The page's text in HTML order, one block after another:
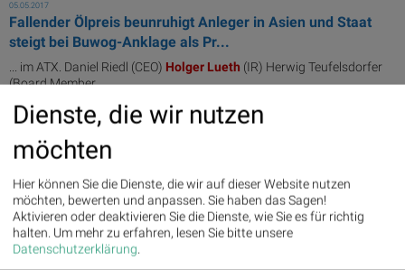
05.05.2017
Fallender Ölpreis beunruhigt Anleger in Asien und Staat
steigt bei Buwog-Anklage als Pr...
... im ATX. Daniel Riedl (CEO) Holger Lueth (IR) Herwig Teufelsdorfer
(Board Member ...
19.04.2017
Alerts bei Netflix, Valneva, Semperit, Post, Volkswagen,
AT&S - kommentierte Umsatzausr...
... im ATX. Daniel Riedl (CEO) Holger Lueth(IR) Herwig Teufelsdorfer
(Board Member ...
14.04.2017
Alerts bei Semperit, Tesla, Valneva, Dialog Semiconductor,
Dienste, die wir nutzen
möchten
Hier können Sie die Dienste, die wir auf dieser Website nutzen
möchten, bewerten und anpassen. Sie haben das Sagen!
Aktivieren oder deaktivieren Sie die Dienste, wie Sie es für richtig
halten. Um mehr zu erfahren, lesen Sie bitte unsere
Datenschutzerklärung.